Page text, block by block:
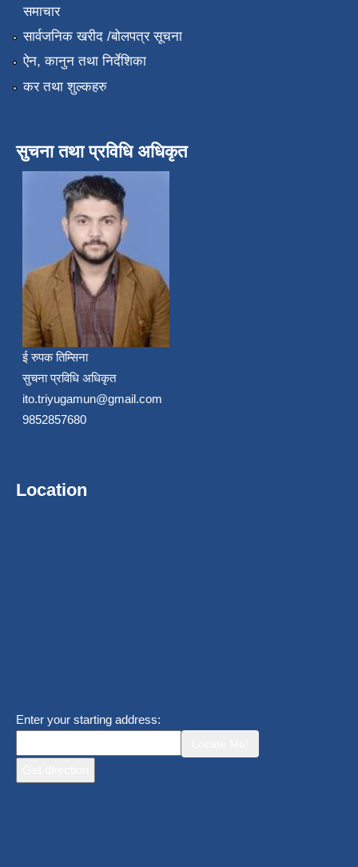
समाचार
सार्वजनिक खरीद /बोलपत्र सूचना
ऐन, कानुन तथा निर्देशिका
कर तथा शुल्कहरु
सुचना तथा प्रविधि अधिकृत
ई रुपक तिम्सिना
सुचना प्रविधि अधिकृत
ito.triyugamun@gmail.com
9852857680
Location
Enter your starting address: